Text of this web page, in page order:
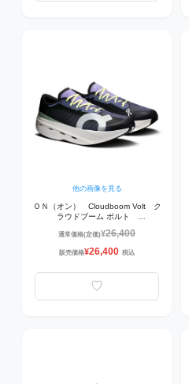
他の画像を見る
ＯＮ（オン） Cloudboom Volt ク
ラウドブーム ボルト
ズ Black | Juniper
通常価格(定価)¥26,400
販売価格¥26,400 税込